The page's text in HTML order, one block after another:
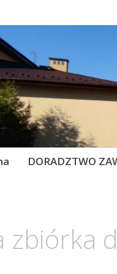
Podstawowa im.
DORADZTWO
zbiórka